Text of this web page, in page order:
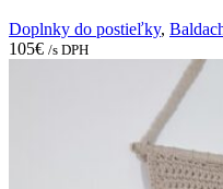
Doplnky do postieľky,
105€ /s DPH